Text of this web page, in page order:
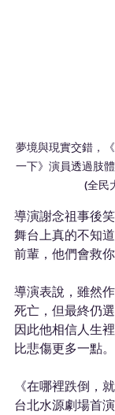
夢境與現實交錯，
一下》演員透過肢
(全民
導演謝念祖事後
舞台上真的不知
前輩，他們會救你
導演表說，雖然
死亡，但最終仍
因此他相信人生
比悲傷更多一點。
《在哪裡跌倒，
台北水源劇場首